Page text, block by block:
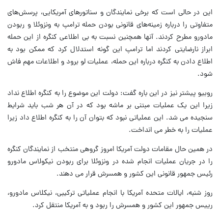
این در حالی است که برخی نمایندگان و سناتورهای آمریکایی، پرسش‌های
متفاوتی را درباره زمینه‌های قانونی بودن حمله ترامپ به ونزوئلا و ربودن
مادورو مطرح کردند. آنها همچنین نسبت به بی اطلاعی کنگره از این حمله
ابراز نارضایتی کردند اما ترامپ این گونه استدلال کرد که ممکن بود به
اطلاع دادن به کنگره درباره این حمله، عملیات لو برود و اطلاعات مهم فاش
شود.
روبیو پیشتر نیز در این باره گفت: دولت این موضوع را به کنگره اطلاع نداد
زیرا این یک عملیات مبتنی بر ماشه بود که در آن هر شب باید شرایط
سنجیده می شد. این عملیاتی نبود که بتوان آن را به کنگره اطلاع داد زیرا
عملیات را به خطر می انداخت.
در همین حال مقامات دولت آمریکا امروز گروهی منتخب از نمایندگان کنگره
را در جریان عملیات انجام شده در ونزوئلا برای ربودن نیکولاس مادورو
رئیس جمهور قانونی این کشور و همسرش قرار می دهند.
روز شنبه، ایالات متحده آمریکا با انجام عملیاتی ترکیبی، نیکلاس مادورو،
رییس جمهور این کشور و همسرش را ربود و به آمریکا منتقل کرد.